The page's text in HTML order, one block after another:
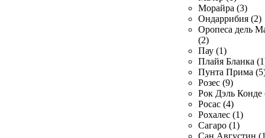
Морайра (3)
Ондаррибия (2)
Оропеса дель
(2)
Пау (1)
Плайя Бланка
Пунта Прима
Розес (9)
Рок Дэль Конде
Росас (4)
Рохалес (1)
Сагаро (1)
Сан Августин